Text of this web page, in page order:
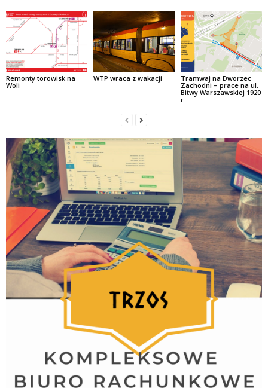
Remonty torowisk na
Woli
WTP wraca z wakacji
Tramwaj na Dworzec
Zachodni – prace na ul.
Bitwy Warszawskiej 1920
r.